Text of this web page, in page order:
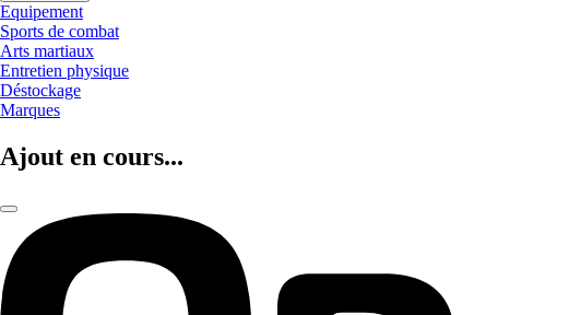
Equipement
Sports de combat
Arts martiaux
Entretien physique
Déstockage
Marques
Ajout en cours...